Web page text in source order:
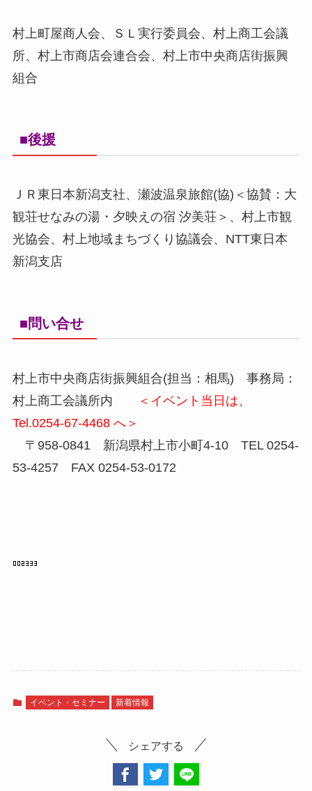
村上町屋商人会、ＳＬ実行委員会、村上商工会議
所、村上市商店会連合会、村上市中央商店街振興
組合
■後援
ＪＲ東日本新潟支社、瀬波温泉旅館(協)＜協賛：大
観荘せなみの湯・夕映えの宿 汐美荘＞、村上市観
光協会、村上地域まちづくり協議会、NTT東日本
新潟支店
■問い合せ
村上市中央商店街振興組合(担当：相馬) 事務局：
村上商工会議所内
＜イベント当日は、
Tel.0254-67-4468 へ＞
〒958-0841 新潟県村上市小町4-10 TEL 0254-
53-4257 FAX 0254-53-0172
イベント・セミナー 新着情報
シェアする